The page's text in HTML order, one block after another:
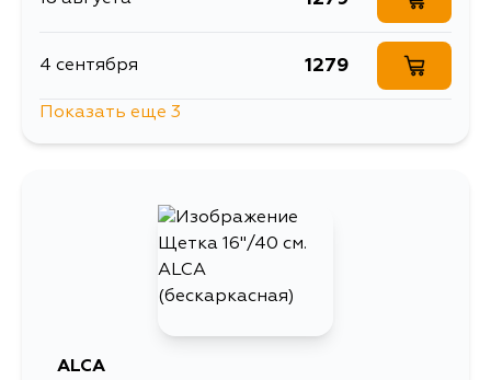
4 сентября 1279
Показать еще 3
ALCA